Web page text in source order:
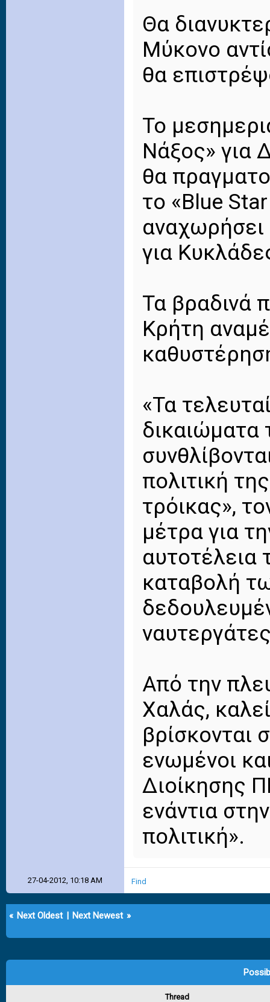
Θα
Μύκονο
θα
Το
Νάξος» για
θα
το «Blue
αναχωρήσει
για
Τα βραδινά
Κρήτη
«Τα
πολιτική
τρόικας»,
μέτρα για
αυτοτέλεια
καταβολή
Από την
Χαλάς,
βρίσκονται
ενωμένοι
Διοίκησης
ενάντια
πολιτική».
27-04-2012, 10:18 AM Find
« Next Oldest | Next Newest »
Thread